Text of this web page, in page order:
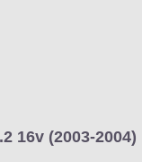
16v (2003-2004) |